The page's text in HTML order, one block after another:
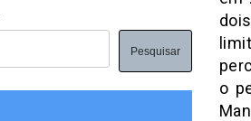
o
Pesquisar